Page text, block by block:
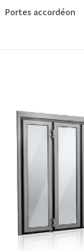
Portes accordéon